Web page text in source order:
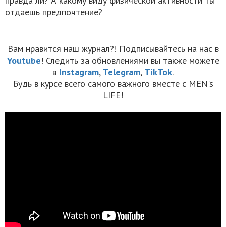
отдаешь предпочтение?
Вам нравится наш журнал?! Подписывайтесь на нас в
Youtube! Следить за обновлениями вы также можете
в Instagram, Telegram, TikTok.
Будь в курсе всего самого важного вместе с MEN's
LIFE!